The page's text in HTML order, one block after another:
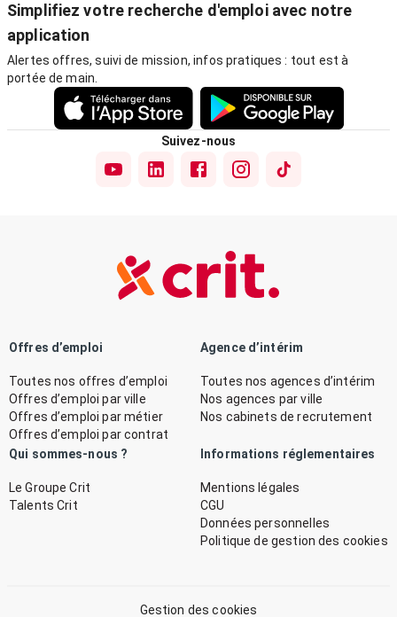
Simplifiez votre recherche d'emploi avec notre
application
Alertes offres, suivi de mission, infos pratiques : tout est à
portée de main.
Suivez-nous
Offres d’emploi
Toutes nos offres d’emploi
Offres d’emploi par ville
Offres d’emploi par métier
Offres d’emploi par contrat
Agence d’intérim
Toutes nos agences d’intérim
Nos agences par ville
Nos cabinets de recrutement
Qui sommes-nous ?
Le Groupe Crit
Talents Crit
Informations réglementaires
Mentions légales
CGU
Données personnelles
Politique de gestion des cookies
Gestion des cookies